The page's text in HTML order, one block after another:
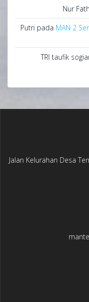
Nur
Putri pada MAN 2
TRI taufik
Jalan Kelurahan Desa